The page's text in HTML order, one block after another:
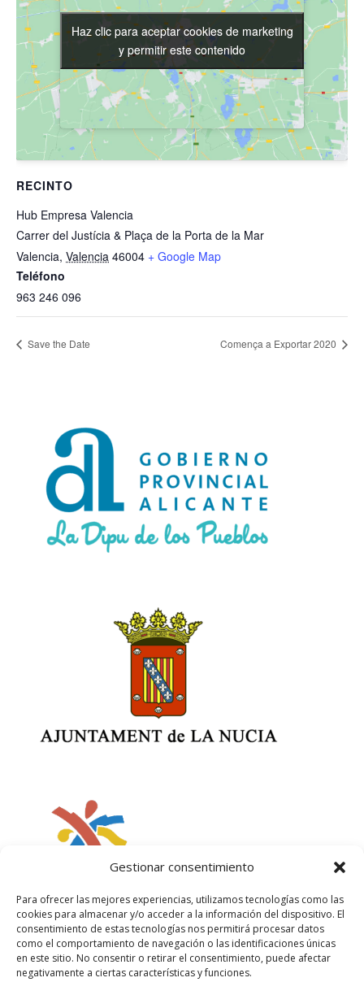
Gestionar consentimiento
Para ofrecer las mejores experiencias, utilizamos tecnologías como las
cookies para almacenar y/o acceder a la información del dispositivo. El
consentimiento de estas tecnologías nos permitirá procesar datos
como el comportamiento de navegación o las identificaciones únicas
en este sitio. No consentir o retirar el consentimiento, puede afectar
negativamente a ciertas características y funciones.
RECINTO
Hub Empresa Valencia
Carrer del Justícia & Plaça de la Porta de la Mar
Valencia, Valencia 46004 + Google Map
Teléfono
963 246 096
Haz clic para aceptar cookies de marketing
y permitir este contenido
Haz clic para aceptar cookies de marketing
y permitir este contenido
Save the Date Comença a Exportar 2020